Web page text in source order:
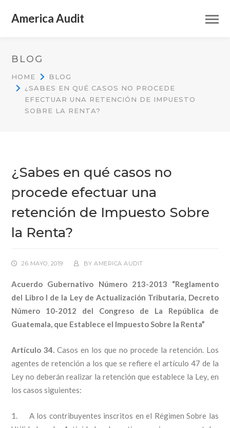
America Audit
BLOG
HOME
BLOG
¿SABES EN QUÉ CASOS NO PROCEDE
EFECTUAR UNA RETENCIÓN DE IMPUESTO
SOBRE LA RENTA?
¿Sabes en qué casos no
procede efectuar una
retención de Impuesto Sobre
la Renta?
26 MAYO, 2019 BYAMERICA AUDIT
Acuerdo Gubernativo Número 213-2013 “Reglamento
del Libro I de la Ley de Actualización Tributaria, Decreto
Número 10-2012 del Congreso de La República de
Guatemala, que Establece el Impuesto Sobre la Renta”
Artículo 34. Casos en los que no procede la retención. Los
agentes de retención a los que se refiere el artículo 47 de la
Ley no deberán realizar la retención que establece la Ley, en
los casos siguientes:
1. A los contribuyentes inscritos en el Régimen Sobre las